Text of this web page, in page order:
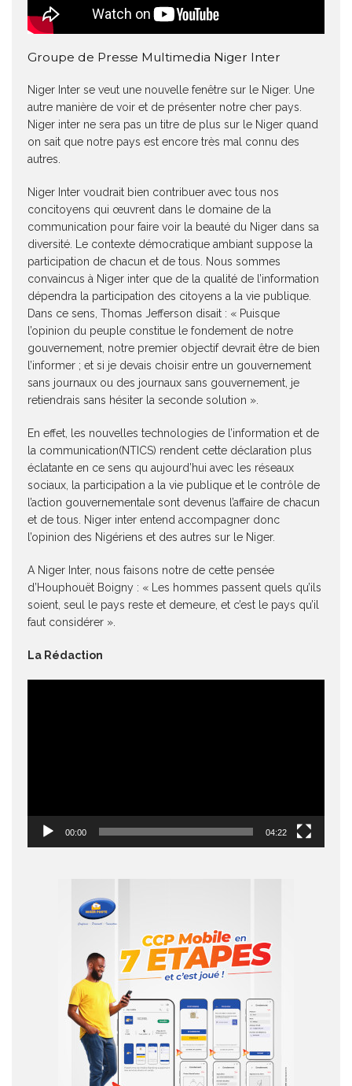
Groupe de Presse Multimedia Niger Inter
Niger Inter se veut une nouvelle fenêtre sur le Niger. Une
autre manière de voir et de présenter notre cher pays.
Niger inter ne sera pas un titre de plus sur le Niger quand
on sait que notre pays est encore très mal connu des
autres.
Niger Inter voudrait bien contribuer avec tous nos
concitoyens qui œuvrent dans le domaine de la
communication pour faire voir la beauté du Niger dans sa
diversité. Le contexte démocratique ambiant suppose la
participation de chacun et de tous. Nous sommes
convaincus à Niger inter que de la qualité de l’information
dépendra la participation des citoyens a la vie publique.
Dans ce sens, Thomas Jefferson disait : « Puisque
l’opinion du peuple constitue le fondement de notre
gouvernement, notre premier objectif devrait être de bien
l’informer ; et si je devais choisir entre un gouvernement
sans journaux ou des journaux sans gouvernement, je
retiendrais sans hésiter la seconde solution ».
En effet, les nouvelles technologies de l’information et de
la communication(NTICS) rendent cette déclaration plus
éclatante en ce sens qu aujourd’hui avec les réseaux
sociaux, la participation a la vie publique et le contrôle de
l’action gouvernementale sont devenus l’affaire de chacun
et de tous. Niger inter entend accompagner donc
l’opinion des Nigériens et des autres sur le Niger.
A Niger Inter, nous faisons notre de cette pensée
d’Houphouët Boigny : « Les hommes passent quels qu’ils
soient, seul le pays reste et demeure, et c’est le pays qu’il
faut considérer ».
La Rédaction
00:00 04:22